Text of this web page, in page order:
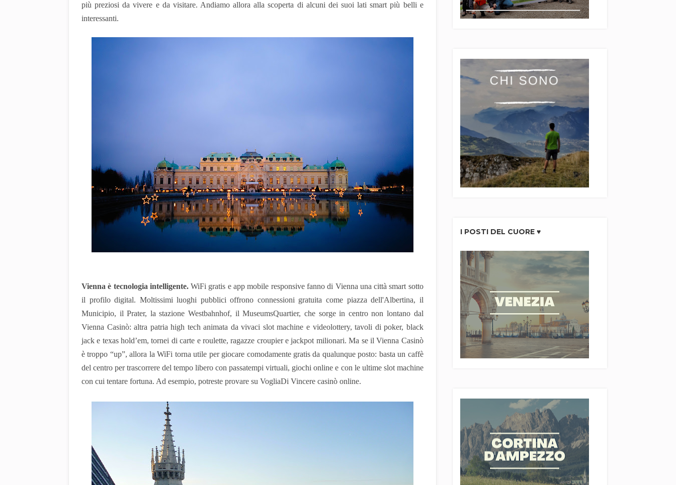
più preziosi da vivere e da visitare. Andiamo allora alla scoperta di alcuni dei suoi lati smart più belli e
interessanti.
Vienna è tecnologia intelligente.WiFi gratis e app mobile responsive fanno di Vienna una città smart sotto
il profilo digital. Moltissimi luoghi pubblici offrono connessioni gratuita come piazza dell'Albertina, il
Municipio, il Prater, la stazione Westbahnhof, il MuseumsQuartier, che sorge in centro non lontano dal
Vienna Casinò: altra patria high tech animata da vivaci slot machine e videolottery, tavoli di poker, black
jack e texas hold’em, tornei di carte e roulette, ragazze croupier e jackpot milionari. Ma se il Vienna Casinò
è troppo “up”, allora la WiFi torna utile per giocare comodamente gratis da qualunque posto: basta un caffè
del centro per trascorrere del tempo libero con passatempi virtuali, giochi online e con le ultime slot machine
con cui tentare fortuna. Ad esempio, potreste provare su VogliaDi Vincere casinò online.
I POSTI DEL CUORE ♥